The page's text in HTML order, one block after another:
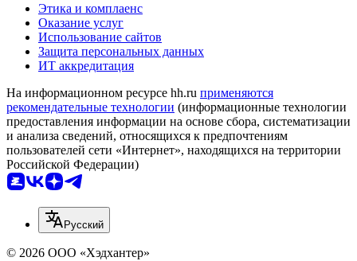
Этика и комплаенс
Оказание услуг
Использование сайтов
Защита персональных данных
ИТ аккредитация
На информационном ресурсе hh.ru применяются
рекомендательные технологии (информационные технологии
предоставления информации на основе сбора, систематизации
и анализа сведений, относящихся к предпочтениям
пользователей сети «Интернет», находящихся на территории
Российской Федерации)
Русский
© 2026 ООО «Хэдхантер»